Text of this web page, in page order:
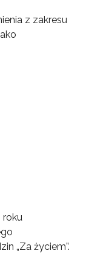
z zakresu
roku
„Za życiem”.